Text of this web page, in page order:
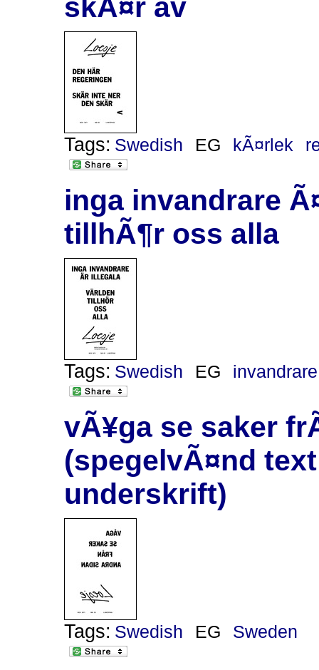
skÃ¤r av
Tags: Swedish EG kÃ¤rlek
inga invandrare
tillhÃ¶r oss alla
Tags: Swedish EG invandrare
vÃ¥ga se saker
(spegelvÃ¤nd
underskrift)
Tags: Swedish EG Sweden